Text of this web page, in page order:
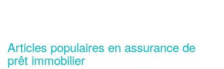
Articles populaires en assurance de
prêt immobilier